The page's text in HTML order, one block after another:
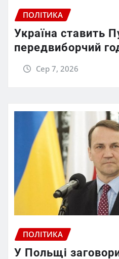
ПОЛІТИКА
Україна ставить
передвиборчий
Сер 7, 2026
ПОЛІТИКА
У Польщі